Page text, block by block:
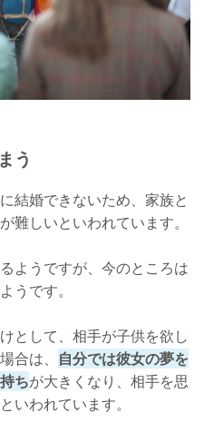
う
結婚できないため、家族と
難しいといわれています。
ようですが、今のところは
うです。
として、相手が子供を欲し
合は、 自分では彼女の夢を
ちが大きくなり、相手を思
いわれています。